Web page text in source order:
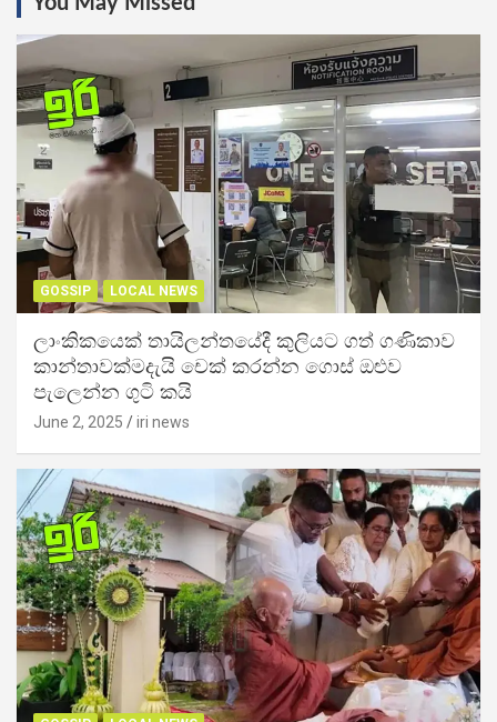
GOSSIP LOCAL NEWS
ලාංකිකයෙක් තායිලන්තයේදී කුලියට ගත් ගණිකාව
කාන්තාවක්මදැයි චෙක් කරන්න ගොස් ඔළුව
පැලෙන්න ගුටි කයි
June 2, 2025 iri news